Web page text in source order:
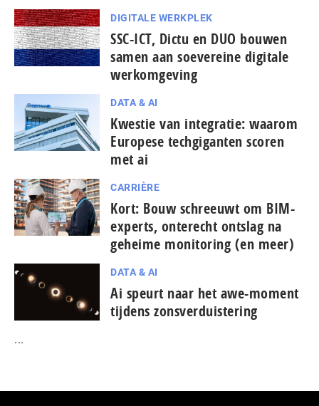
DIGITALE WERKPLEK
SSC-ICT, Dictu en DUO bouwen
samen aan soevereine digitale
werkomgeving
DATA & AI
Kwestie van integratie: waarom
Europese tech­gi­gan­ten scoren
met ai
CARRIÈRE
Kort: Bouw schreeuwt om BIM-
experts, onterecht ontslag na
geheime monitoring (en meer)
DATA & AI
Ai speurt naar het awe-moment
tijdens zonsverduistering
...